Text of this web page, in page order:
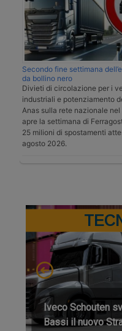
Secondo fine settimana
da bollino nero
Divieti di circolazione per i
industriali e potenziamento
Anas sulla rete nazionale
apre la settimana di
25 milioni di spostamenti
agosto 2026.
Iveco Schouten
Bassi il nuovo